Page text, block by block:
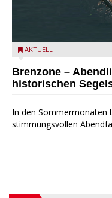
Mit dem historischen
AKTUELL
Brenzone –
historischen
In den Sommermonaten
stimmungsvollen